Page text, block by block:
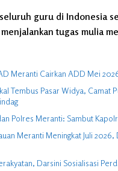
guru di Indonesia
tugas mulia
Meranti Cairkan ADD Mei
Tembus Pasar Widya, Camat
Polres Meranti: Sambut
Meranti Meningkat Juli
Darsini Sosialisasi